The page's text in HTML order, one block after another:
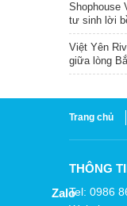
Shophouse
tư sinh lời
Việt Yên
giữa lòng
Trang chủ
THÔNG
Tel: 0986
Zalo